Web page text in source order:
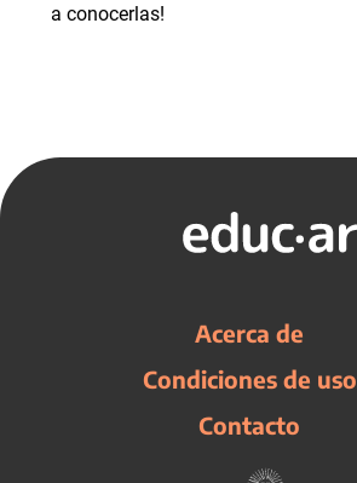
a conocerlas!
Acerca de
Condiciones de uso
Contacto